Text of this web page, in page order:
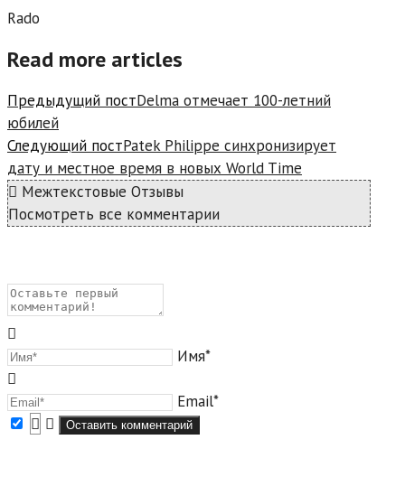
Rado
Read more articles
Предыдущий постDelma отмечает 100-летний
юбилей
Следующий постPatek Philippe синхронизирует
дату и местное время в новых World Time
Межтекстовые Отзывы
Посмотреть все комментарии
Имя*
Email*